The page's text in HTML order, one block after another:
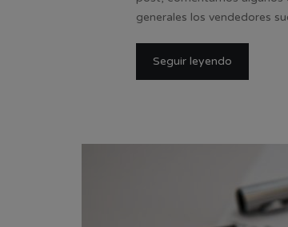
generales los vendedores
Seguir leyendo